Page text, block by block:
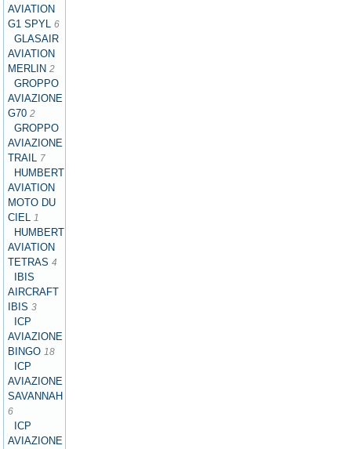
AVIATION
G1 SPYL 6
GLASAIR
AVIATION
MERLIN 2
GROPPO
AVIAZIONE
G70 2
GROPPO
AVIAZIONE
TRAIL 7
HUMBERT
AVIATION
MOTO DU
CIEL 1
HUMBERT
AVIATION
TETRAS 4
IBIS
AIRCRAFT
IBIS 3
ICP
AVIAZIONE
BINGO 18
ICP
AVIAZIONE
SAVANNAH
6
ICP
AVIAZIONE